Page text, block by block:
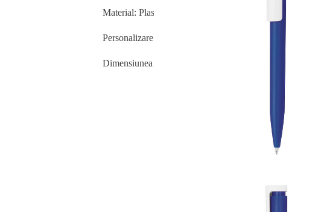
Material: Plastic
Personalizare: Tipar UV
Dimensiunea print recomandată: 40 x 6 mm